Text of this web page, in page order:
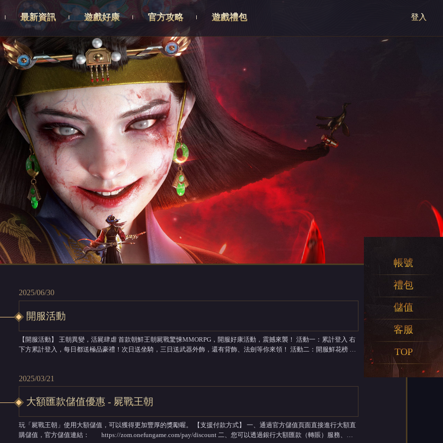
最新資訊 遊戲好康 官方攻略 遊戲禮包 登入
2025/06/30
開服活動
【開服活動】 王朝異變，活屍肆虐 首款朝鮮王朝屍戰驚悚MMORPG，開服好康活動，震撼來襲！ 活動一：累計登入 右
下方累計登入，每日都送極品豪禮！次日送坐騎，三日送武器外飾，還有背飾、法劍等你來領！ 活動二：開服鮮花榜 給
2025/03/21
大額匯款儲值優惠 - 屍戰王朝
玩「屍戰王朝」使用大額儲值，可以獲得更加豐厚的獎勵喔。 【支援付款方式】 一、通過官方儲值頁面直接進行大額直
購儲值，官方儲值連結： https://zom.onefungame.com/pay/discount 二、您可以透過銀行大額匯款（轉賬）服務、
帳號
禮包
儲值
客服
TOP